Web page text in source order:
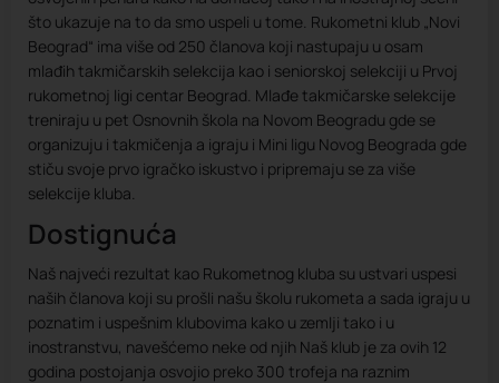
što ukazuje na to da smo uspeli u tome. Rukometni klub „Novi
Beograd“ ima više od 250 članova koji nastupaju u osam
mlađih takmičarskih selekcija kao i seniorskoj selekciji u Prvoj
rukometnoj ligi centar Beograd. Mlađe takmičarske selekcije
treniraju u pet Osnovnih škola na Novom Beogradu gde se
organizuju i takmičenja a igraju i Mini ligu Novog Beograda gde
stiču svoje prvo igračko iskustvo i pripremaju se za više
selekcije kluba.
Dostignuća
Naš najveći rezultat kao Rukometnog kluba su ustvari uspesi
naših članova koji su prošli našu školu rukometa a sada igraju u
poznatim i uspešnim klubovima kako u zemlji tako i u
inostranstvu, navešćemo neke od njih Naš klub je za ovih 12
godina postojanja osvojio preko 300 trofeja na raznim